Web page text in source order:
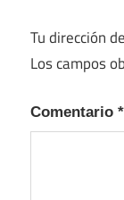
Tu dirección
Los campos
Comentario *